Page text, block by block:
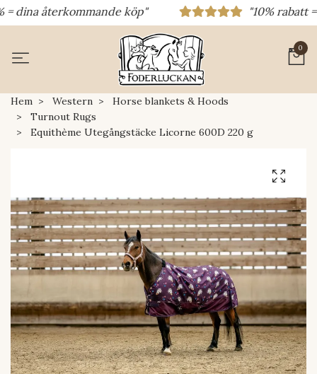
återkommande köp" "10% rabatt =
0
Hem Western
Horse blankets & Hoods
Turnout Rugs
Equithème Utegångstäcke Licorne 600D 220 g